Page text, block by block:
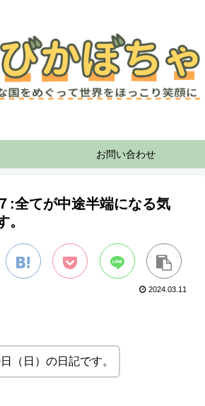
お問い合わせ
:全てが中途半端になる気
。
2024.03.11
（日）の日記です。